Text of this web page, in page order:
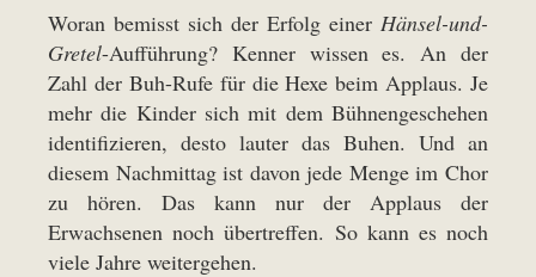
Woran bemisst sich der Erfolg einer Hänsel-und-
Gretel-Aufführung? Kenner wissen es. An der
Zahl der Buh-Rufe für die Hexe beim Applaus. Je
mehr die Kinder sich mit dem Bühnengeschehen
identifizieren, desto lauter das Buhen. Und an
diesem Nachmittag ist davon jede Menge im Chor
zu hören. Das kann nur der Applaus der
Erwachsenen noch übertreffen. So kann es noch
viele Jahre weitergehen.